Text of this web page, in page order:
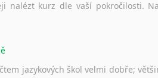
nalézt kurz dle vaší pokročilosti.
jazykových škol velmi dobře;